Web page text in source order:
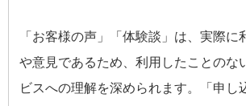
「お客様の声」「体験談」は、実際に
や意見であるため、利用したことのな
ビスへの理解を深められます。「申し